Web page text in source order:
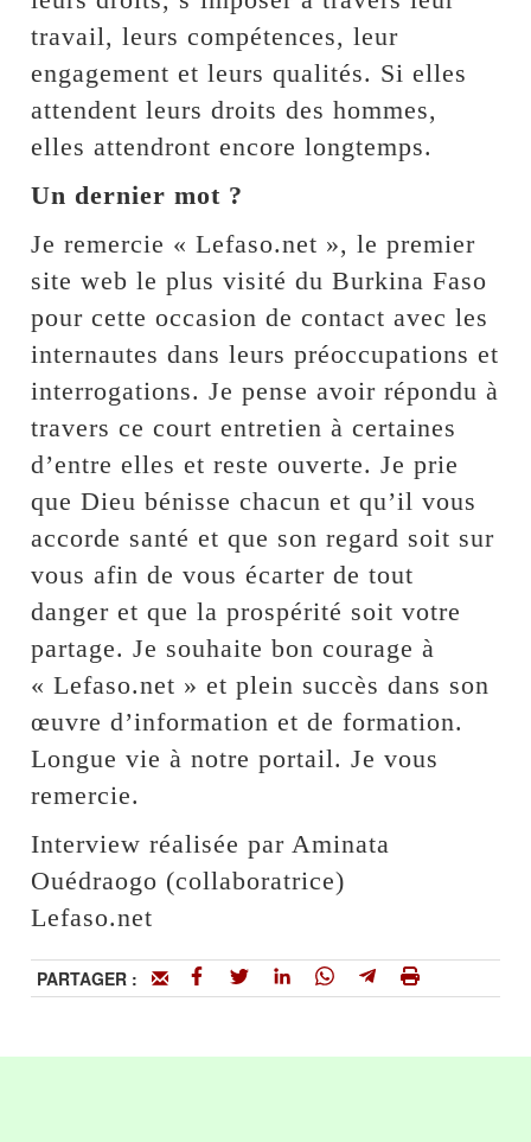
travail, leurs compétences, leur
engagement et leurs qualités. Si elles
attendent leurs droits des hommes,
elles attendront encore longtemps.
Un dernier mot ?
Je remercie « Lefaso.net », le premier
site web le plus visité du Burkina Faso
pour cette occasion de contact avec les
internautes dans leurs préoccupations et
interrogations. Je pense avoir répondu à
travers ce court entretien à certaines
d’entre elles et reste ouverte. Je prie
que Dieu bénisse chacun et qu’il vous
accorde santé et que son regard soit sur
vous afin de vous écarter de tout
danger et que la prospérité soit votre
partage. Je souhaite bon courage à
« Lefaso.net » et plein succès dans son
œuvre d’information et de formation.
Longue vie à notre portail. Je vous
remercie.
Interview réalisée par Aminata
Ouédraogo (collaboratrice)
Lefaso.net
PARTAGER :